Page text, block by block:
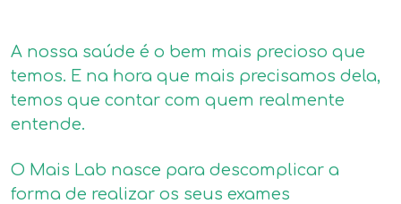
A nossa saúde é o bem mais precioso que
temos. E na hora que mais precisamos dela,
temos que contar com quem realmente
entende.
O Mais Lab nasce para descomplicar a
forma de realizar os seus exames